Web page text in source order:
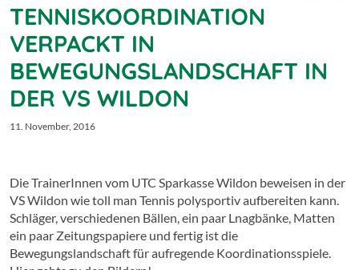
TENNISKOORDINATION
VERPACKT IN
BEWEGUNGSLANDSCHAFT IN
DER VS WILDON
11. November, 2016
Die TrainerInnen vom UTC Sparkasse Wildon beweisen in der
VS Wildon wie toll man Tennis polysportiv aufbereiten kann.
Schläger, verschiedenen Bällen, ein paar Lnagbänke, Matten
ein paar Zeitungspapiere und fertig ist die
Bewegungslandschaft für aufregende Koordinationsspiele.